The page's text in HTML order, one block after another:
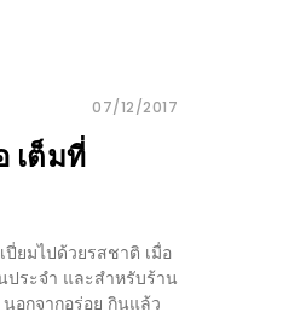
07/12/2017
เต็มที่
ยมไปด้วยรสชาติ เมื่อ
ระจำ และสำหรับร้าน
อกจากอร่อย กินแล้ว